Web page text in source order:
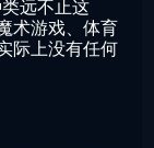
远不止这
术游戏、体育
际上没有任何